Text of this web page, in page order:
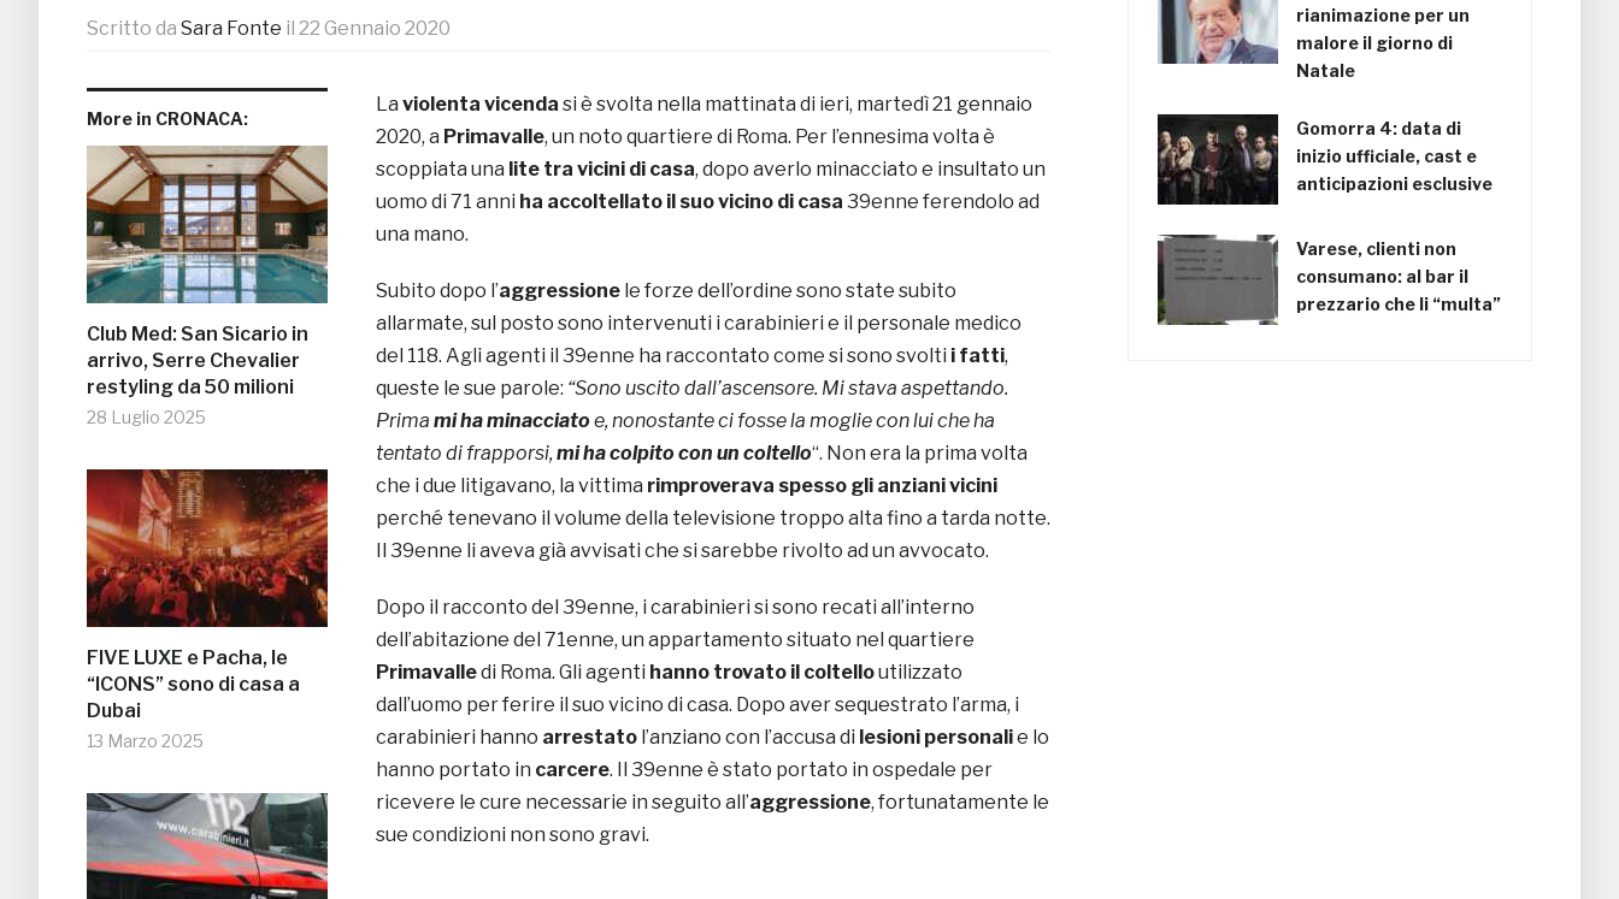
Scritto da Sara Fonte il 22 Gennaio 2020
More in CRONACA:
Club Med: San Sicario in
arrivo, Serre Chevalier
restyling da 50 milioni
28 Luglio 2025
FIVE LUXE e Pacha, le
“ICONS” sono di casa a
Dubai
13 Marzo 2025
La violenta vicenda si è svolta nella mattinata di ieri, martedì 21 gennaio
2020, a Primavalle, un noto quartiere di Roma. Per l’ennesima volta è
scoppiata una lite tra vicini di casa, dopo averlo minacciato e insultato un
uomo di 71 anni ha accoltellato il suo vicino di casa 39enne ferendolo ad
una mano.
Subito dopo l’aggressione le forze dell’ordine sono state subito
allarmate, sul posto sono intervenuti i carabinieri e il personale medico
del 118. Agli agenti il 39enne ha raccontato come si sono svolti i fatti,
queste le sue parole: “Sono uscito dall’ascensore. Mi stava aspettando.
Prima mi ha minacciato e, nonostante ci fosse la moglie con lui che ha
tentato di frapporsi,mi ha colpito con un coltello“. Non era la prima volta
che i due litigavano, la vittima rimproverava spesso gli anziani vicini
perché tenevano il volume della televisione troppo alta fino a tarda notte.
Il 39enne li aveva già avvisati che si sarebbe rivolto ad un avvocato.
Dopo il racconto del 39enne, i carabinieri si sono recati all’interno
dell’abitazione del 71enne, un appartamento situato nel quartiere
Primavalledi Roma. Gli agenti hanno trovato il coltelloutilizzato
dall’uomo per ferire il suo vicino di casa. Dopo aver sequestrato l’arma, i
carabinieri hanno arrestato l’anziano con l’accusa di lesioni personalie lo
hanno portato in carcere. Il 39enne è stato portato in ospedale per
ricevere le cure necessarie in seguito all’aggressione, fortunatamente le
sue condizioni non sono gravi.
rianimazione per un
malore il giorno di
Natale
Gomorra 4: data di
inizio ufficiale, cast e
anticipazioni esclusive
Varese, clienti non
consumano: al bar il
prezzario che li “multa”